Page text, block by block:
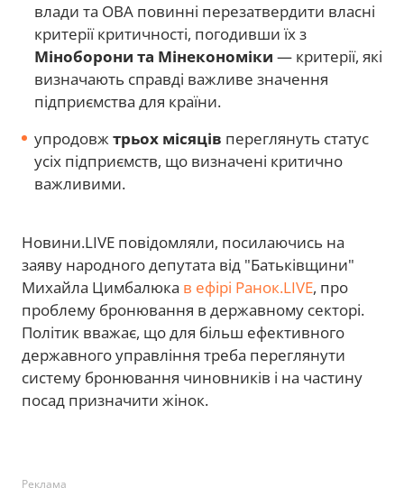
влади та ОВА повинні перезатвердити власні
критерії критичності, погодивши їх з
Міноборони та Мінекономіки — критерії, які
визначають справді важливе значення
підприємства для країни.
упродовж трьох місяців переглянуть статус
усіх підприємств, що визначені критично
важливими.
Новини.LIVE повідомляли, посилаючись на
заяву народного депутата від "Батьківщини"
Михайла Цимбалюка в ефірі Ранок.LIVE, про
проблему бронювання в державному секторі.
Політик вважає, що для більш ефективного
державного управління треба переглянути
систему бронювання чиновників і на частину
посад призначити жінок.
Реклама